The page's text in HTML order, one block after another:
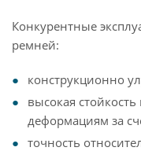
Конкурентные
ремней:
конструкционно
высокая
деформациям за
точность